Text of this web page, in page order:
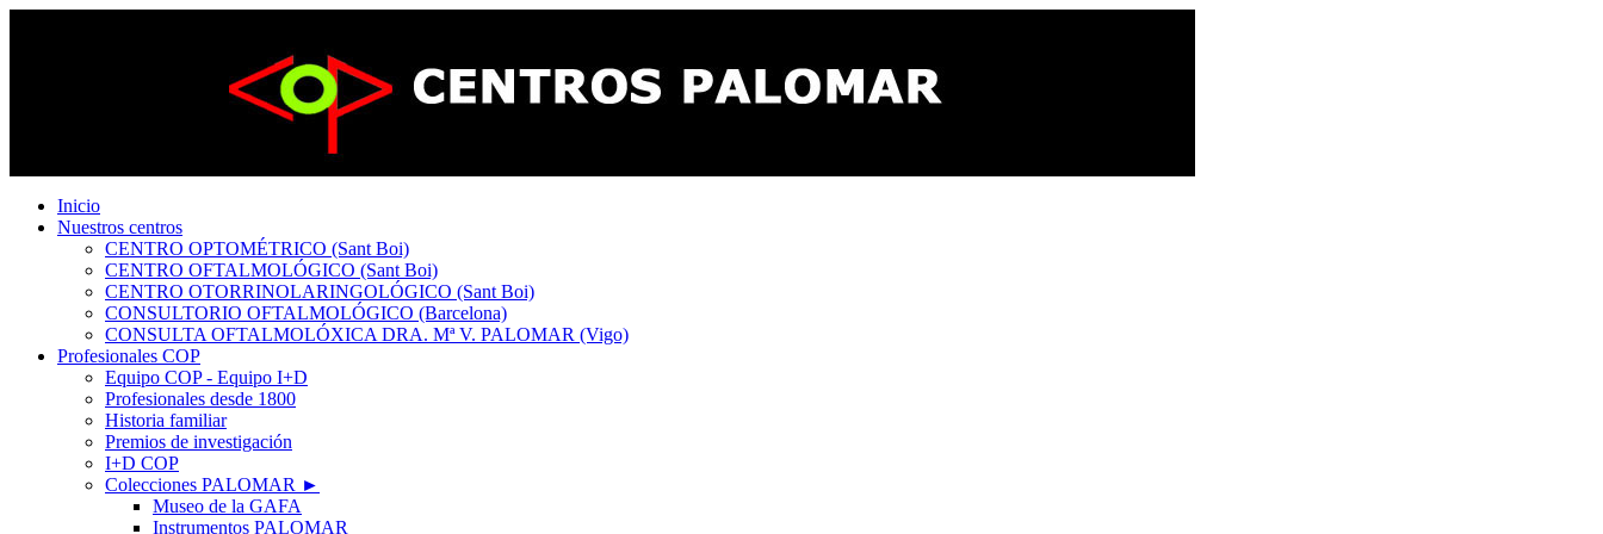
Inicio
Nuestros centros
CENTRO OPTOMÉTRICO (Sant Boi)
CENTRO OFTALMOLÓGICO (Sant Boi)
CENTRO OTORRINOLARINGOLÓGICO (Sant Boi)
CONSULTORIO OFTALMOLÓGICO (Barcelona)
CONSULTA OFTALMOLÓXICA DRA. Mª V. PALOMAR (Vigo)
Profesionales COP
Equipo COP - Equipo I+D
Profesionales desde 1800
Historia familiar
Premios de investigación
I+D COP
Colecciones PALOMAR ►
Museo de la GAFA
Instrumentos PALOMAR